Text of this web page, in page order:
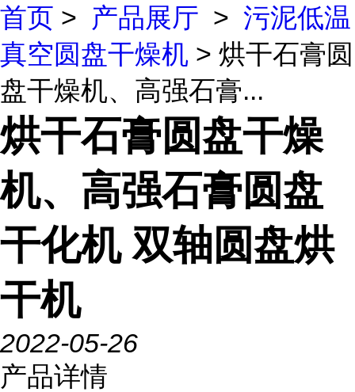
首页 > 产品展厅 > 污泥低温
真空圆盘干燥机 > 烘干石膏圆
盘干燥机、高强石膏...
烘干石膏圆盘干燥
机、高强石膏圆盘
干化机 双轴圆盘烘
干机
2022-05-26
产品详情